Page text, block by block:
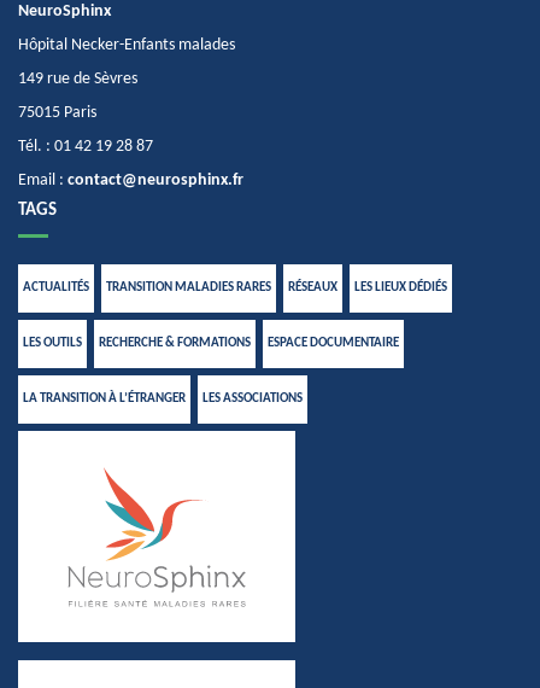
NeuroSphinx
Hôpital Necker-Enfants malades
149 rue de Sèvres
75015 Paris
Tél. : 01 42 19 28 87
Email : contact@neurosphinx.fr
TAGS
ACTUALITÉS TRANSITION MALADIES RARES RÉSEAUX LES LIEUX DÉDIÉS
LES OUTILS RECHERCHE & FORMATIONS ESPACE DOCUMENTAIRE
LA TRANSITION À L’ÉTRANGER LES ASSOCIATIONS